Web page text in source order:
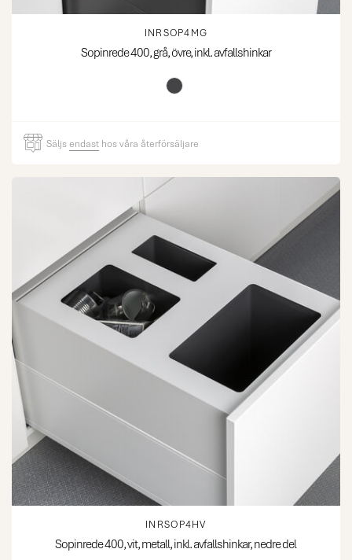
INRSOP4MG
Sopinrede 400, grå, övre, inkl. avfallshinkar
Säljsendast hos våra återförsäljare
INRSOP4HV
Sopinrede 400, vit, metall, inkl. avfallshinkar, nedre del